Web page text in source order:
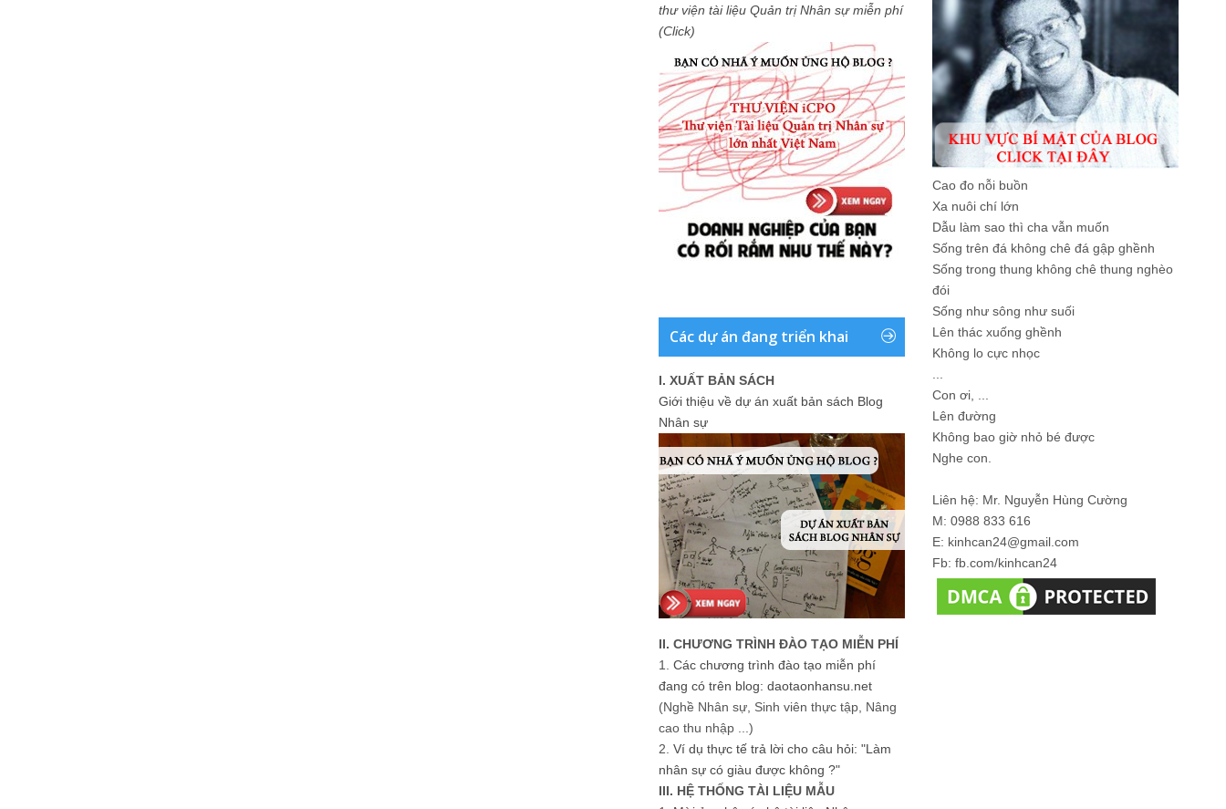
thư viện tài liệu Quản trị Nhân sự miễn phí
(Click)
Các dự án đang triển khai
I. XUẤT BẢN SÁCH
Giới thiệu về dự án xuất bản sách Blog
Nhân sự
II. CHƯƠNG TRÌNH ĐÀO TẠO MIỄN PHÍ
1. Các chương trình đào tạo miễn phí
đang có trên blog: daotaonhansu.net
(Nghề Nhân sự, Sinh viên thực tập, Nâng
cao thu nhập ...)
2. Ví dụ thực tế trả lời cho câu hỏi: "Làm
nhân sự có giàu được không ?"
III. HỆ THỐNG TÀI LIỆU MẪU
Cao đo nỗi buồn
Xa nuôi chí lớn
Dẫu làm sao thì cha vẫn muốn
Sống trên đá không chê đá gập ghềnh
Sống trong thung không chê thung nghèo
đói
Sống như sông như suối
Lên thác xuống ghềnh
Không lo cực nhọc
Con ơi, ...
Lên đường
Không bao giờ nhỏ bé được
Nghe con.
Liên hệ: Mr. Nguyễn Hùng Cường
M: 0988 833 616
E: kinhcan24@gmail.com
Fb: fb.com/kinhcan24